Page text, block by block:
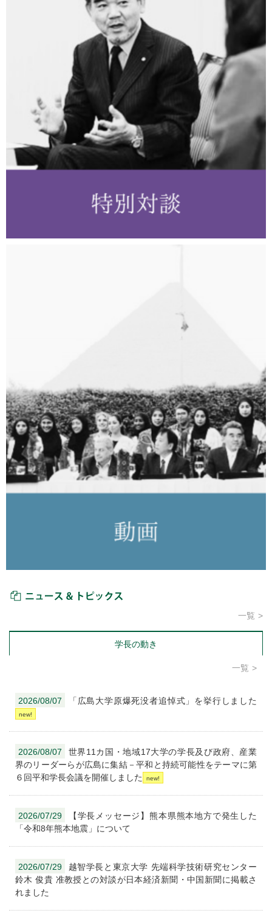
一覧
学長の動き
一覧
2026/08/07 「広島大学原爆死没者追悼式」を挙行しました
2026/08/07
世界11カ国・地域17大学の学長及び政府、産業
界のリーダーらが広島に集結－平和と持続可能性をテーマに第
６回平和学長会議を開催しました
2026/07/29
【学長メッセージ】熊本県熊本地方で発生した
「令和8年熊本地震」について
2026/07/29
越智学長と東京大学 先端科学技術研究センター
鈴木 俊貴 准教授との対談が日本経済新聞・中国新聞に掲載さ
れました